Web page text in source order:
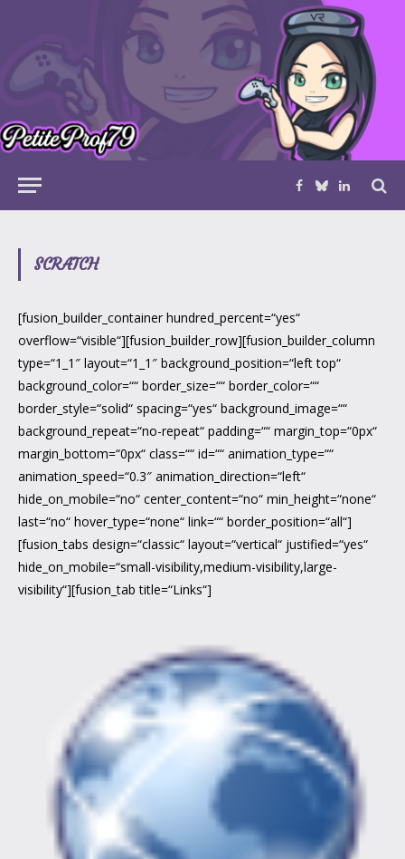
Facebook
BlueskyLinkedIn
SCRATCH
[fusion_builder_container hundred_percent=“yes“
overflow=“visible“][fusion_builder_row][fusion_builder_column
type=“1_1″ layout=“1_1″ background_position=“left top“
background_color=““ border_size=““ border_color=““
border_style=“solid“ spacing=“yes“ background_image=““
background_repeat=“no-repeat“ padding=““ margin_top=“0px“
margin_bottom=“0px“ class=““ id=““ animation_type=““
animation_speed=“0.3″ animation_direction=“left“
hide_on_mobile=“no“ center_content=“no“ min_height=“none“
last=“no“ hover_type=“none“ link=““ border_position=“all“]
[fusion_tabs design=“classic“ layout=“vertical“ justified=“yes“
hide_on_mobile=“small-visibility,medium-visibility,large-
visibility“][fusion_tab title=“Links“]